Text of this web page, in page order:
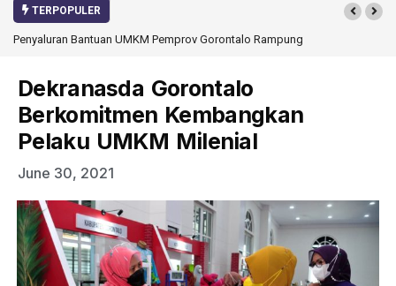
TERPOPULER
Penyaluran Bantuan UMKM Pemprov Gorontalo Rampung
Dekranasda Gorontalo
Berkomitmen Kembangkan
Pelaku UMKM Milenial
June 30, 2021